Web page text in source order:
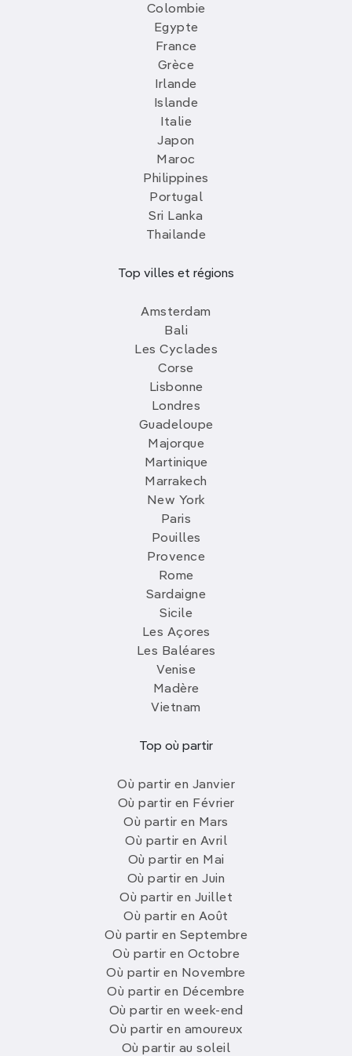
Colombie
Egypte
France
Grèce
Irlande
Islande
Italie
Japon
Maroc
Philippines
Portugal
Sri Lanka
Thailande
Top villes et régions
Amsterdam
Bali
Les Cyclades
Corse
Lisbonne
Londres
Guadeloupe
Majorque
Martinique
Marrakech
New York
Paris
Pouilles
Provence
Rome
Sardaigne
Sicile
Les Açores
Les Baléares
Venise
Madère
Vietnam
Top où partir
Où partir en Janvier
Où partir en Février
Où partir en Mars
Où partir en Avril
Où partir en Mai
Où partir en Juin
Où partir en Juillet
Où partir en Août
Où partir en Septembre
Où partir en Octobre
Où partir en Novembre
Où partir en Décembre
Où partir en week-end
Où partir en amoureux
Où partir au soleil